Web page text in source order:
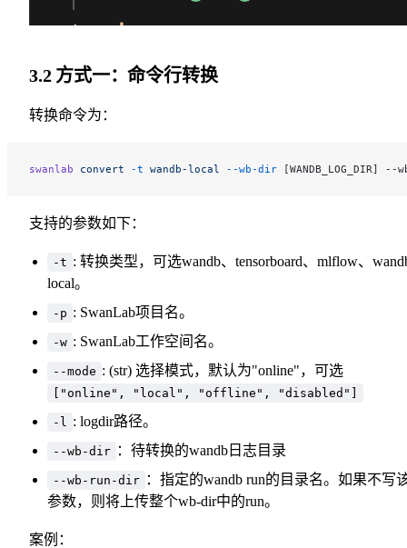
3.2 方式一：命令行转换
转换命令为：
swanlab convert -t wandb-local --wb-dir [WANDB_LOG_DIR] --
支持的参数如下：
-t : 转换类型，可选wandb、tensorboard、mlflow、
local。
-p : SwanLab项目名。
-w : SwanLab工作空间名。
--mode : (str) 选择模式，默认为"online"，可选
["online", "local", "offline", "disabled"]
-l : logdir路径。
--wb-dir ：待转换的wandb日志目录
--wb-run-dir ：指定的wandb run的目录名。如果不写
参数，则将上传整个wb-dir中的run。
案例：